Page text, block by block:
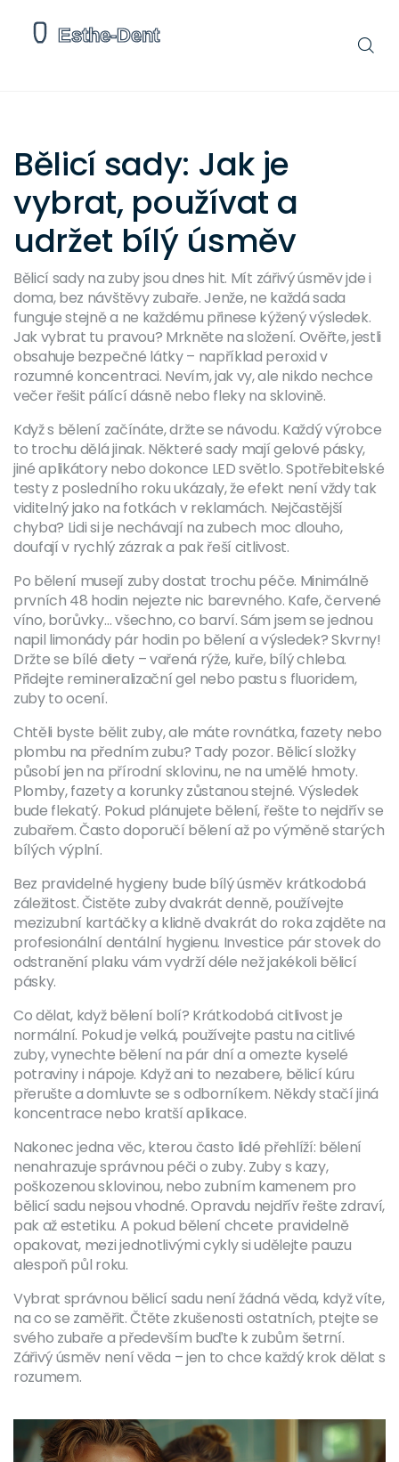
Bělicí sady: Jak je
vybrat, používat a
udržet bílý úsměv
Bělicí sady na zuby jsou dnes hit. Mít zářivý úsměv jde i
doma, bez návštěvy zubaře. Jenže, ne každá sada
funguje stejně a ne každému přinese kýžený výsledek.
Jak vybrat tu pravou? Mrkněte na složení. Ověřte, jestli
obsahuje bezpečné látky – například peroxid v
rozumné koncentraci. Nevím, jak vy, ale nikdo nechce
večer řešit pálící dásně nebo fleky na sklovině.
Když s bělení začínáte, držte se návodu. Každý výrobce
to trochu dělá jinak. Některé sady mají gelové pásky,
jiné aplikátory nebo dokonce LED světlo. Spotřebitelské
testy z posledního roku ukázaly, že efekt není vždy tak
viditelný jako na fotkách v reklamách. Nejčastější
chyba? Lidi si je nechávají na zubech moc dlouho,
doufají v rychlý zázrak a pak řeší citlivost.
Po bělení musejí zuby dostat trochu péče. Minimálně
prvních 48 hodin nejezte nic barevného. Kafe, červené
víno, borůvky… všechno, co barví. Sám jsem se jednou
napil limonády pár hodin po bělení a výsledek? Skvrny!
Držte se bílé diety – vařená rýže, kuře, bílý chleba.
Přidejte remineralizační gel nebo pastu s fluoridem,
zuby to ocení.
Chtěli byste bělit zuby, ale máte rovnátka, fazety nebo
plombu na předním zubu? Tady pozor. Bělicí složky
působí jen na přírodní sklovinu, ne na umělé hmoty.
Plomby, fazety a korunky zůstanou stejné. Výsledek
bude flekatý. Pokud plánujete bělení, řešte to nejdřív se
zubařem. Často doporučí bělení až po výměně starých
bílých výplní.
Bez pravidelné hygieny bude bílý úsměv krátkodobá
záležitost. Čistěte zuby dvakrát denně, používejte
mezizubní kartáčky a klidně dvakrát do roka zajděte na
profesionální dentální hygienu. Investice pár stovek do
odstranění plaku vám vydrží déle než jakékoli bělicí
pásky.
Co dělat, když bělení bolí? Krátkodobá citlivost je
normální. Pokud je velká, používejte pastu na citlivé
zuby, vynechte bělení na pár dní a omezte kyselé
potraviny i nápoje. Když ani to nezabere, bělicí kúru
přerušte a domluvte se s odborníkem. Někdy stačí jiná
koncentrace nebo kratší aplikace.
Nakonec jedna věc, kterou často lidé přehlíží: bělení
nenahrazuje správnou péči o zuby. Zuby s kazy,
poškozenou sklovinou, nebo zubním kamenem pro
bělicí sadu nejsou vhodné. Opravdu nejdřív řešte zdraví,
pak až estetiku. A pokud bělení chcete pravidelně
opakovat, mezi jednotlivými cykly si udělejte pauzu
alespoň půl roku.
Vybrat správnou bělicí sadu není žádná věda, když víte,
na co se zaměřit. Čtěte zkušenosti ostatních, ptejte se
svého zubaře a především buďte k zubům šetrní.
Zářivý úsměv není věda – jen to chce každý krok dělat s
rozumem.